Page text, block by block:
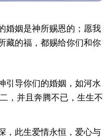
婚姻是神所赐恩的；愿我
藏的福，都赐给你们和你
引导你们的婚姻，如河水
，并且奔腾不已，生生不
，此生爱情永恒，爱心与